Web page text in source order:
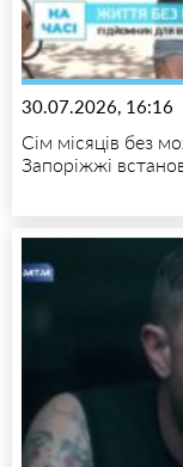
30.07.2026, 16:16
Сім місяців без
Запоріжжі